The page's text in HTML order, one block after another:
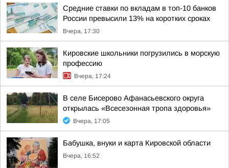
Средние ставки по вкладам в топ-10 банков
России превысили 13% на коротких сроках
Вчера, 17:30
Кировские школьники погрузились в морскую
профессию
Вчера, 17:24
В селе Бисерово Афанасьевского округа
открылась «Всесезонная тропа здоровья»
Вчера, 17:05
Бабушка, внуки и карта Кировской области
Вчера, 16:52